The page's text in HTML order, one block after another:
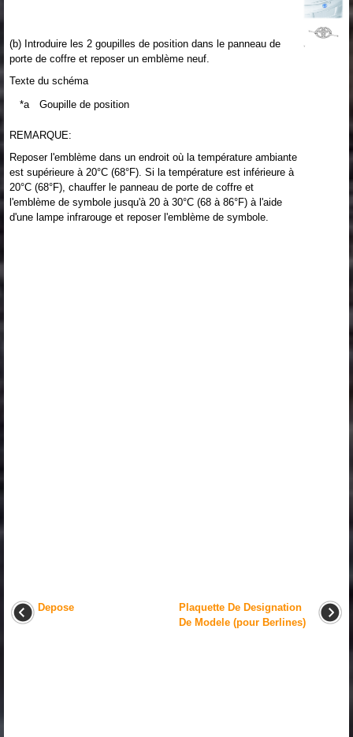
(b) Introduire les 2 goupilles de position dans le panneau de
porte de coffre et reposer un emblème neuf.
Texte du schéma
*a
Goupille de position
REMARQUE:
Reposer l'emblème dans un endroit où la température ambiante
est supérieure à 20°C (68°F). Si la température est inférieure à
20°C (68°F), chauffer le panneau de porte de coffre et
l'emblème de symbole jusqu'à 20 à 30°C (68 à 86°F) à l'aide
d'une lampe infrarouge et reposer l'emblème de symbole.
Depose
Plaquette De Designation
De Modele (pour Berlines)